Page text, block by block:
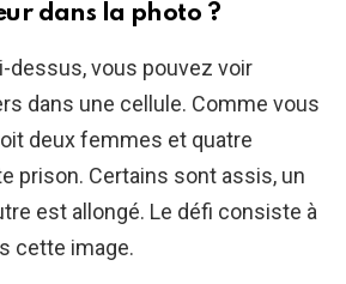
dans la photo ?
dessus, vous pouvez voir
dans une cellule. Comme vous
deux femmes et quatre
prison. Certains sont assis, un
est allongé. Le défi consiste à
cette image.